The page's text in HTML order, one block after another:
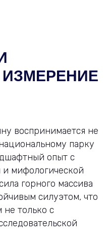
воспринимается не
парку
опыт с
мифологической
горного массива
силуэтом, что
не только с